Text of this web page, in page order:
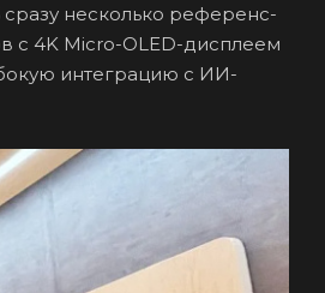
несколько референс-
с 4K Micro-OLED-дисплеем
интеграцию с ИИ-